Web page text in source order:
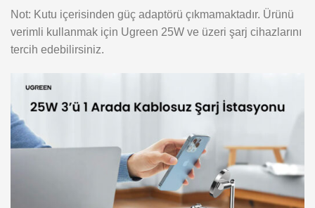
Not: Kutu içerisinden güç adaptörü çıkmamaktadır. Ürünü
verimli kullanmak için Ugreen 25W ve üzeri şarj cihazlarını
tercih edebilirsiniz.